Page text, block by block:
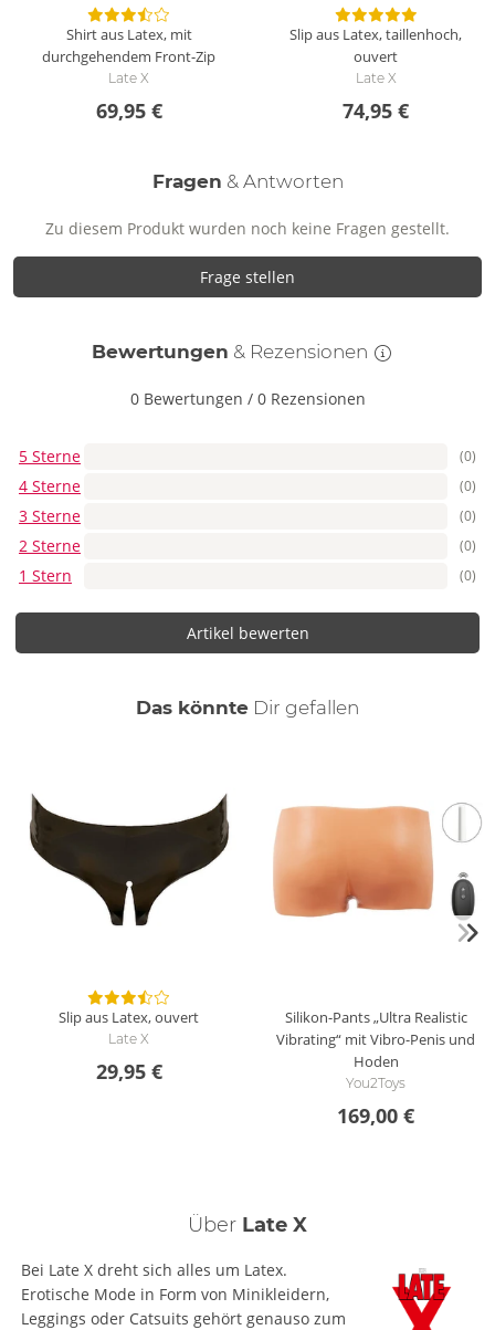
Shirt aus Latex, mit
durchgehendem Front-Zip
Late X
69,95 €
Slip aus Latex, taillenhoch,
ouvert
Late X
74,95 €
Fragen & Antworten
Zu diesem Produkt wurden noch keine Fragen gestellt.
Frage stellen
Bewertungen & Rezensionen
0 Bewertungen / 0 Rezensionen
5 Sterne (0)
4 Sterne (0)
3 Sterne (0)
2 Sterne (0)
1 Stern (0)
Artikel bewerten
Das könnte Dir auch
gefallen
Slip aus Latex, ouvert
Late X
29,95 €
Silikon-Pants „Ultra Realistic
Vibrating“ mit Vibro-Penis und
Hoden
You2Toys
169,00 €
Über Late X
Bei Late X dreht sich alles um Latex.
Erotische Mode in Form von Minikleidern,
Leggings oder Catsuits gehört genauso zum